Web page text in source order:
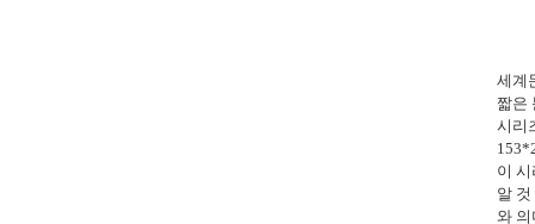
세계
짧은
시리
이
알
와 의